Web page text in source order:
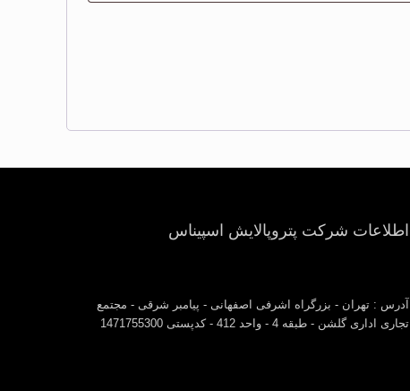
اطلاعات شرکت پتروپالایش اسپیناس
آدرس : تهران - بزرگراه اشرفی اصفهانی - پیامبر شرقی - مجتمع
تجاری اداری گلشن - طبقه 4 - واحد 412 - کدپستی 1471755300